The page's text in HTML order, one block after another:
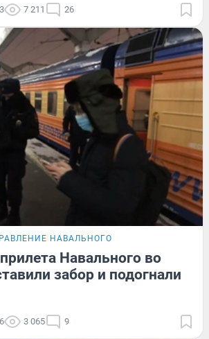
7 211 26
НАВАЛЬНОГО
Навального во
забор и подогнали
3 065 9